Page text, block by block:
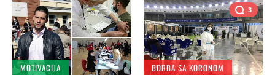
MOTIVACIJA
3
BORBA SA KORONOM